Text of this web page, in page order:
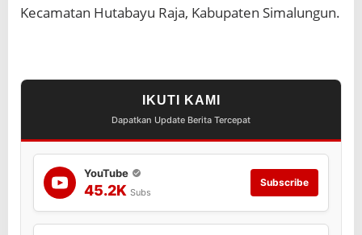
o
o
n
d
i
W
a
r
Kecamatan Hutabayu Raja, Kabupaten Simalungun.
IKUTI KAMI
Dapatkan Update Berita Tercepat
YouTube
45.2K Subs
Subscribe